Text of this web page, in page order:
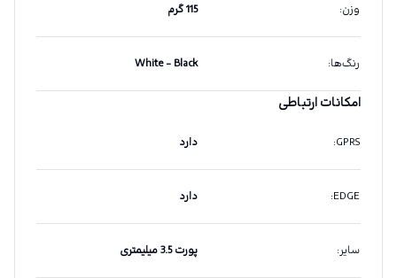
وزن: 115 گرم
رنگ‌ها:
White - Black
امکانات ارتباطی
GPRS
: دارد
EDGE
: دارد
سایر: پورت 3.5 میلیمتری